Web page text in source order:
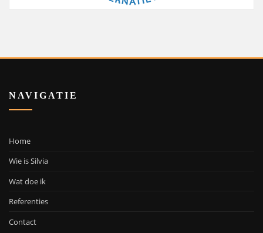
NAVIGATIE
Home
Wie is Silvia
Wat doe ik
Referenties
Contact